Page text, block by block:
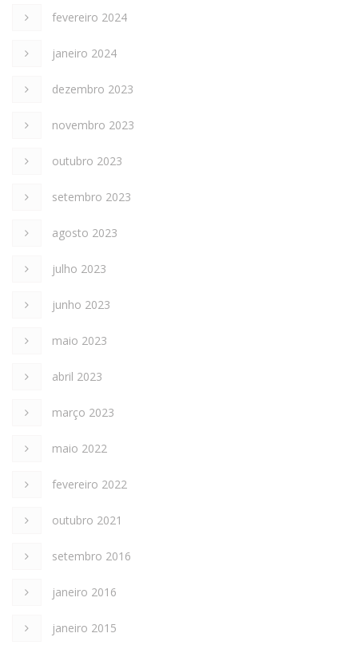
fevereiro 2024
janeiro 2024
dezembro 2023
novembro 2023
outubro 2023
setembro 2023
agosto 2023
julho 2023
junho 2023
maio 2023
abril 2023
março 2023
maio 2022
fevereiro 2022
outubro 2021
setembro 2016
janeiro 2016
janeiro 2015